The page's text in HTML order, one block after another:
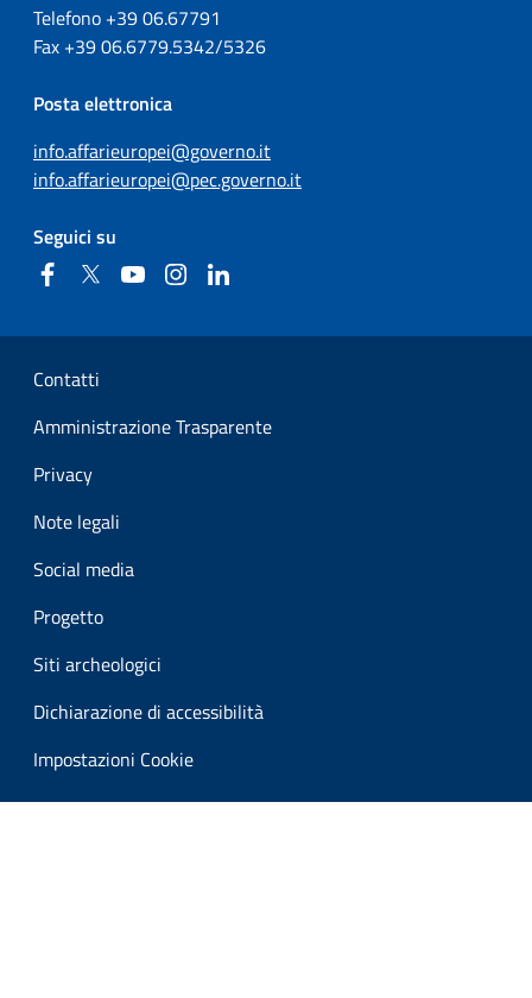
Telefono +3906.67791
Fax +3906.6779.5342/5326
Posta elettronica
info.affarieuropei@governo.it
info.affarieuropei@pec.governo.it
Seguici su
FacebookTwitter YouTubeInstagram
Sezione Link Utili
Contatti
Amministrazione Trasparente
Privacy
Note legali
Social media
Progetto
Siti archeologici
Dichiarazione di accessibilità
Impostazioni Cookie